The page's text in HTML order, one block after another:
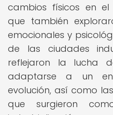
cambios físicos en
que también
emocionales y
de las ciudades
reflejaron la lucha
adaptarse a un
evolución, así como
que surgieron